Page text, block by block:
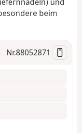
beim
Nr.88052871